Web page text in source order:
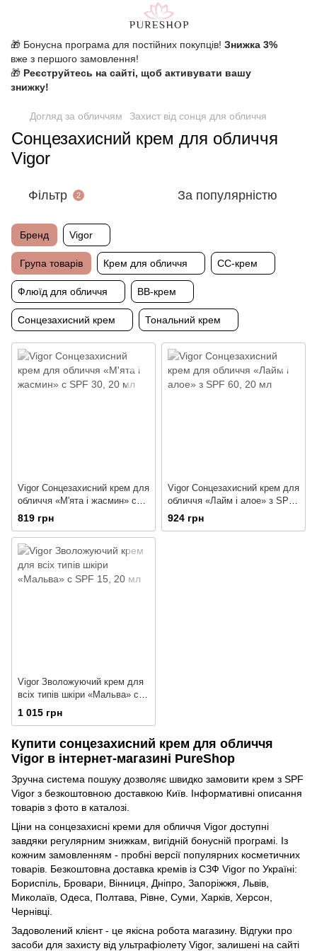
🎁 Бонусна програма для постійних покупців! Знижка 3%
вже з першого замовлення!
🎁 Реєструйтесь на сайті, щоб активувати вашу
знижку!
Догляд за обличчям Захист від сонця для обличчя
Сонцезахисний крем для обличчя
Vigor
Фільтр 2 За популярністю
Бренд Vigor
Група товарів Крем для обличчя CC-крем
Флюїд для обличчя ВВ-крем
Сонцезахисний крем Тональний крем
Vigor Сонцезахисний крем для
обличчя «М'ята і жасмин» c
SPF 30
819 грн
Vigor Сонцезахисний крем для
обличчя «Лайм і алое» з SPF
60
924 грн
Vigor Зволожуючий крем для
всіх типів шкіри «Мальва» c
SPF 15
1 015 грн
Купити сонцезахисний крем для обличчя
Vigor в інтернет-магазині PureShop
Зручна система пошуку дозволяє швидко замовити крем з SPF
Vigor з безкоштовною доставкою Київ. Інформативні описання
товарів з фото в каталозі.
Ціни на сонцезахисні креми для обличчя Vigor доступні
завдяки регулярним знижкам, вигідній бонусній програмі. Із
кожним замовленням - пробні версії популярних косметичних
товарів. Безкоштовна доставка кремів із СЗФ Vigor по Україні:
Бориспіль, Бровари, Вінниця, Дніпро, Запоріжжя, Львів,
Миколаїв, Одеса, Полтава, Рівне, Суми, Харків, Херсон,
Чернівці.
Задоволений клієнт - це якісна робота магазину. Відгуки про
засоби для захисту від ультрафіолету Vigor, залишені на сайті